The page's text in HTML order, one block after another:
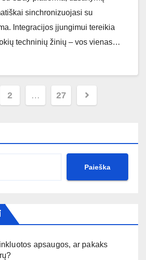
sinchronizuojasi su
Integracijos įjungimui tereikia
techninių žinių – vos vienas…
2 … 27
Paieška
apsaugos, ar pakaks